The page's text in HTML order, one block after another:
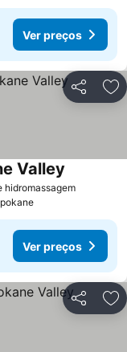
Ver preços
Partilhar
hidromassagem
Valley
Ver preços
Partilhar